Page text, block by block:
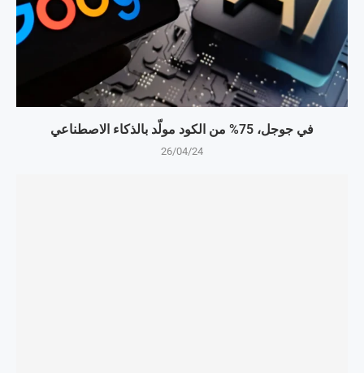
في جوجل، 75% من الكود مولّد بالذكاء الاصطناعي
26/04/24